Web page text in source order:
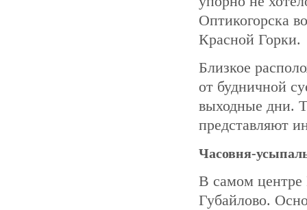
Оптикогорска
Красной Горки.
Близкое
от будничной
выходные дни.
представляют
Часовня-
В самом центре
Губайлово.